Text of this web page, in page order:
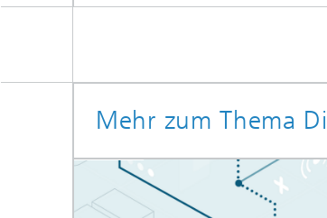
Mehr zum Thema